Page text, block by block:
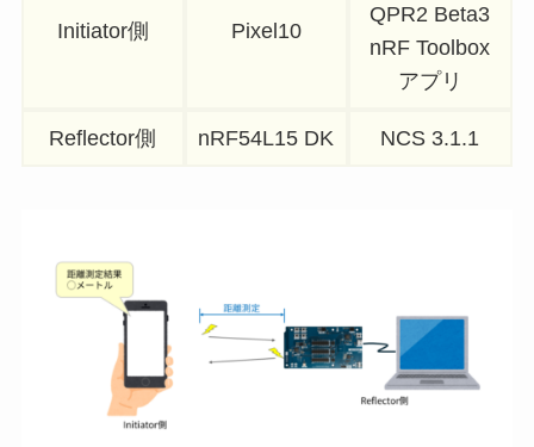
Initiator側 Pixel10
QPR2 Beta3
nRF Toolbox
アプリ
Reflector側 nRF54L15 DK NCS 3.1.1